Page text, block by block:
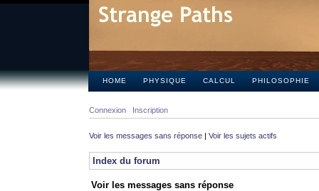
HOME PHYSIQUE CALCUL PHILOSOPHIE
Connexion Inscription
Voir les messages sans réponse | Voir les sujets actifs
Index du forum
Voir les messages sans réponse